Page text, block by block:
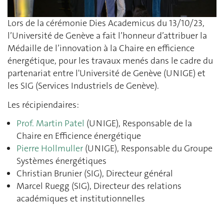
Lors de la cérémonie Dies Academicus du 13/10/23,
l’Université de Genève a fait l’honneur d’attribuer la
Médaille de l’innovation à la Chaire en efficience
énergétique, pour les travaux menés dans le cadre du
partenariat entre l'Université de Genève (UNIGE) et
les SIG (Services Industriels de Genève).
Les récipiendaires:
Prof. Martin Patel (UNIGE), Responsable de la
Chaire en Efficience énergétique
Pierre Hollmuller (UNIGE), Responsable du Groupe
Systèmes énergétiques
Christian Brunier (SIG), Directeur général
Marcel Ruegg (SIG), Directeur des relations
académiques et institutionnelles